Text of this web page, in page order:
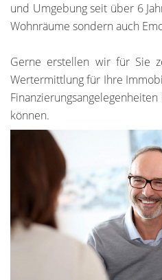
und Umgebung seit über 6
Wohnräume sondern auch
Gerne erstellen wir für Sie
Wertermittlung für Ihre
können.